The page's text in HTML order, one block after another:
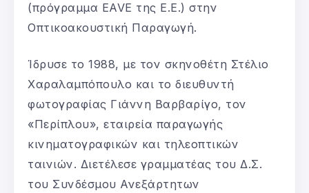
(πρόγραμμα EAVE της Ε.Ε.) στην
Οπτικοακουστική Παραγωγή.
Ίδρυσε το 1988, με τον σκηνοθέτη Στέλιο
Χαραλαμπόπουλο και το διευθυντή
φωτογραφίας Γιάννη Βαρβαρίγο, τον
«Περίπλου», εταιρεία παραγωγής
κινηματογραφικών και τηλεοπτικών
ταινιών. Διετέλεσε γραμματέας του Δ.Σ.
του Συνδέσμου Ανεξάρτητων